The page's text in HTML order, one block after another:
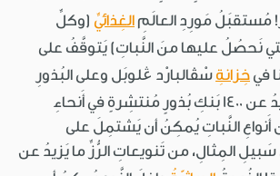
مُستقبَلُ مَورِدِ العالَمِ الغِذائيِّ (وكلِّ
نَحصُلُ عليها منَ النَّباتِ) يَتوقَّفُ على
في خِزانةِ سْڤالبارْد ڠلوبَل وعلى البُذورِ
المُختزَنةِ في ما يَزيدُ عن 1400 بَنكِ بُذورٍ مُنتشِرةٍ في أَنحاءِ
النَّباتِ يُمكِنُ أن يَشتمِلَ على
المِثالِ، من تَنويعاتِ الرُّزِّ ما يَزيدُ عن